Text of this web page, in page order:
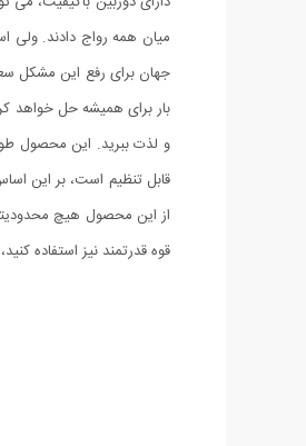
میان همه رواج دادند. ولی
جهان برای رفع این مشکل
بار برای همیشه حل خواهد
قابل تنظیم است، بر این
از این محصول هیچ
قوه قدرتمند نیز استفاده